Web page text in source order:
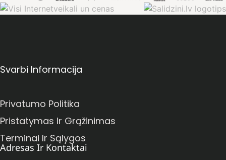
Svarbi Informacija
Privatumo Politika
Pristatymas Ir Grąžinimas
Terminai Ir Sąlygos
Adresas Ir Kontaktai